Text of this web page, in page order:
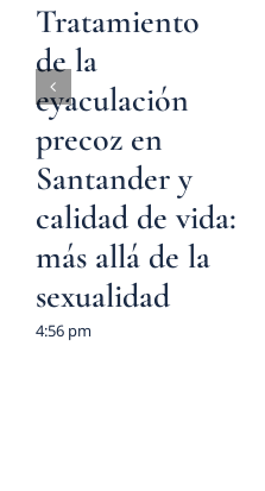
Tratamiento
de la
eyaculación
precoz en
Santander y
calidad de vida:
más allá de la
sexualidad
4:56 pm